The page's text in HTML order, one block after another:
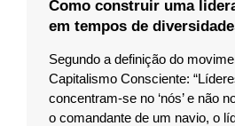
Como construir uma
em tempos de
Segundo a definição do
Capitalismo Consciente:
concentram-se no ‘nós’ e não
o comandante de um navio, o